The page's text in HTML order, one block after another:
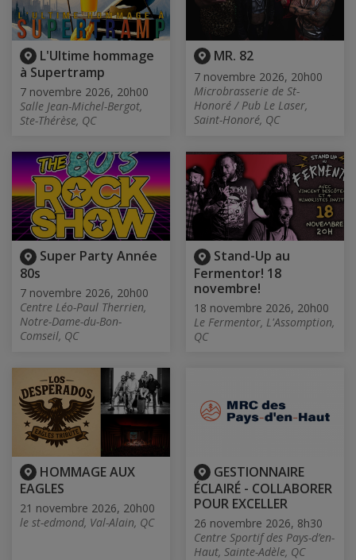
L'Ultime hommage
à Supertramp
7 novembre 2026, 20h00
Salle Jean-Michel-Bergot,
Ste-Thérèse, QC
MR. 82
7 novembre 2026, 20h00
Microbrasserie de St-
Honoré / Pub Le Laser,
Saint-Honoré, QC
Super Party Année
80s
7 novembre 2026, 20h00
Centre Léo-Paul Therrien,
Notre-Dame-du-Bon-
Comseil, QC
Stand-Up au
Fermentor! 18
novembre!
18 novembre 2026, 20h00
Le Fermentor, L'Assomption,
QC
HOMMAGE AUX
EAGLES
21 novembre 2026, 20h00
le st-edmond, Val-Alain, QC
GESTIONNAIRE
ÉCLAIRÉ - COLLABORER
POUR EXCELLER
26 novembre 2026, 8h30
Centre Sportif des Pays-d’en-
Haut, Sainte-Adèle, QC